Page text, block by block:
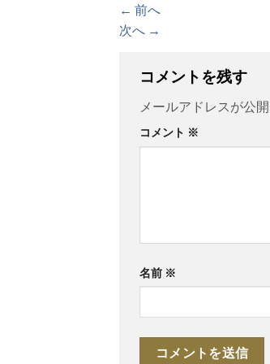
← 前へ
次へ →
コメントを残す
メールアドレスが公
コメント ※
名前 ※